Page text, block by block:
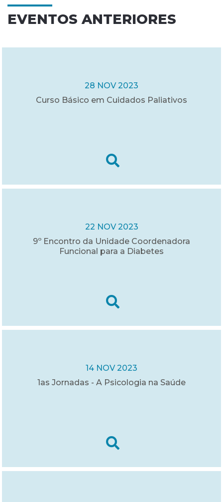
EVENTOS ANTERIORES
28 NOV 2023
Curso Básico em Cuidados Paliativos
22 NOV 2023
9º Encontro da Unidade Coordenadora
Funcional para a Diabetes
14 NOV 2023
1as Jornadas - A Psicologia na Saúde